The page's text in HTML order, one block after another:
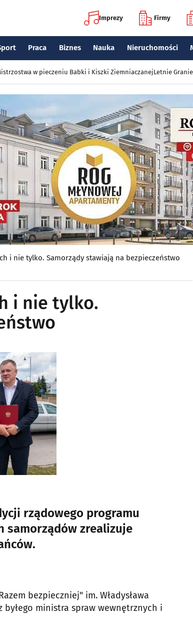
Imprezy Firmy
Praca Biznes Nauka Nieruchomości
w pieczeniu Babki i Kiszki ZiemniaczanejLetnie
i nie tylko. Samorządy stawiają na bezpieczeństwo
i nie tylko.
rządowego programu
samorządów zrealizuje
bezpieczniej" im. Władysława
byłego ministra spraw wewnętrznych i